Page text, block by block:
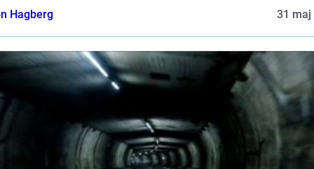
Hagberg
31 maj